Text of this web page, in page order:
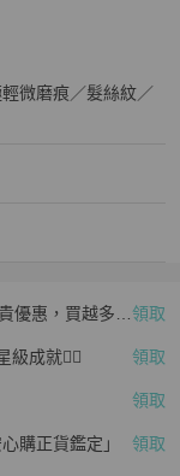
微磨痕／髮絲紋／
優惠，買越多、 領取
成就👆🏻 領取
領取
購正貨鑑定」 領取